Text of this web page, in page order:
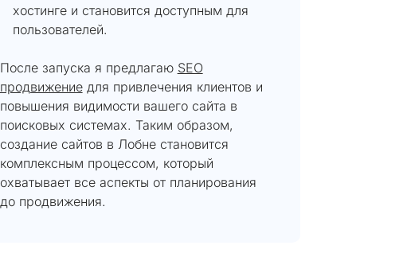
хостинге и становится доступным для
пользователей.
После запуска я предлагаю SEO
продвижениедля привлечения клиентов и
повышения видимости вашего сайта в
поисковых системах. Таким образом,
создание сайтов в Лобне становится
комплексным процессом, который
охватывает все аспекты от планирования
до продвижения.